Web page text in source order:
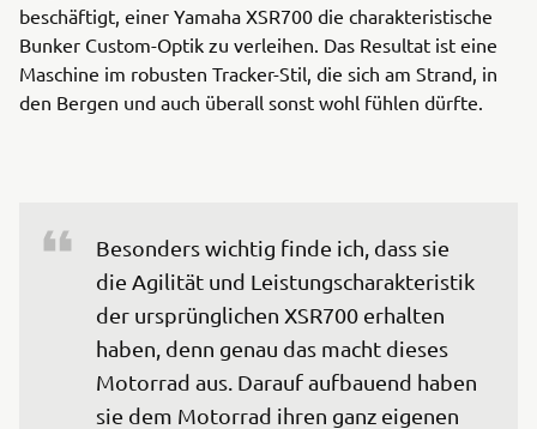
beschäftigt, einer Yamaha XSR700 die charakteristische
Bunker Custom-Optik zu verleihen. Das Resultat ist eine
Maschine im robusten Tracker-Stil, die sich am Strand, in
den Bergen und auch überall sonst wohl fühlen dürfte.
Besonders wichtig finde ich, dass sie
die Agilität und Leistungscharakteristik
der ursprünglichen XSR700 erhalten
haben, denn genau das macht dieses
Motorrad aus. Darauf aufbauend haben
sie dem Motorrad ihren ganz eigenen